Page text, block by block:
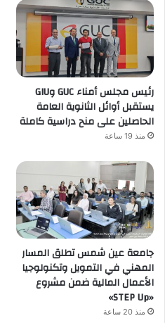
رئيس مجلس أمناء GUC وGIU
يستقبل أوائل الثانوية العامة
الحاصلين على منح دراسية كاملة
منذ 19 ساعة
جامعة عين شمس تطلق المسار
المهني في التمويل وتكنولوجيا
الأعمال المالية ضمن مشروع
«STEP Up»
منذ 20 ساعة